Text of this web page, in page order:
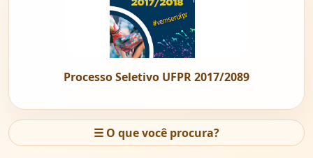
Processo Seletivo UFPR 2017/2089
☰ O que você procura?